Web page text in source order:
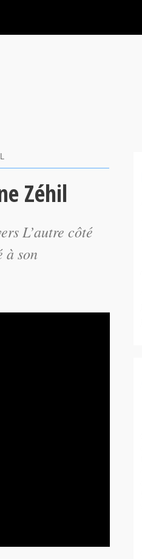
Zéhil
L’autre côté
à son